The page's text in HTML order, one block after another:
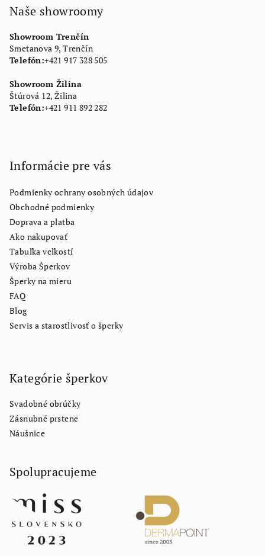
Naše showroomy
Showroom Trenčín
Smetanova 9, Trenčín
Telefón:+421 917 328 505
Showroom Žilina
Štúrová 12, Žilina
Telefón:+421 911 892 282
Informácie pre vás
Podmienky ochrany osobných údajov
Obchodné podmienky
Doprava a platba
Ako nakupovať
Tabuľka veľkostí
Výroba Šperkov
Šperky na mieru
FAQ
Blog
Servis a starostlivosť o šperky
Kategórie šperkov
Svadobné obrúčky
Zásnubné prstene
Náušnice
Spolupracujeme